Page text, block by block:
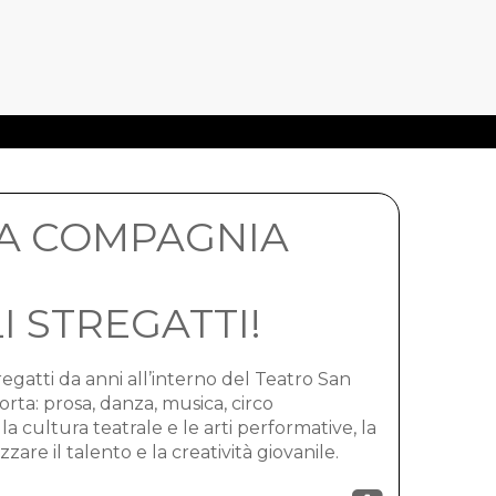
COMPAGNIA
STREGATTI!
da anni all’interno del Teatro San
prosa, danza, musica, circo
cultura teatrale e le arti performative, la
il talento e la creatività giovanile.